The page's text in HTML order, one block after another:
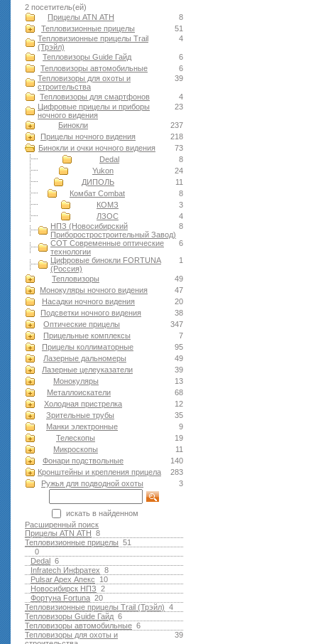
2 посетитель(ей)
8
Прицелы ATN АТН
51
Тепловизионные прицелы
4
Тепловизионные прицелы Trail
(Трэйл)
6
Тепловизоры Guide Гайд
6
Тепловизоры автомобильные
39
Тепловизоры для охоты и
строительства
4
Тепловизоры для смартфонов
23
Цифровые прицелы и приборы
ночного видения
237
Бинокли
218
Прицелы ночного видения
73
Бинокли и очки ночного видения
8
Dedal
24
Yukon
11
ДИПОЛЬ
8
Комбат Combat
3
КОМЗ
4
ЛЗОС
8
НПЗ (Новосибирский
Приборостростроительный Завод)
6
СОТ Современные оптические
технологии
1
Цифровые бинокли FORTUNA
(Россия)
49
Тепловизоры
47
Монокуляры ночного видения
20
Насадки ночного видения
38
Подсветки ночного видения
347
Оптические прицелы
7
Прицельные комплексы
95
Прицелы коллиматорные
49
Лазерные дальномеры
39
Лазерные целеуказатели
13
Монокуляры
68
Металлоискатели
12
Холодная пристрелка
35
Зрительные трубы
9
Манки электронные
19
Телескопы
11
Микроскопы
140
Фонари подствольные
283
Кронштейны и крепления прицела
3
Ружья для подводной оxоты
искать в найденном
Расширенный поиск
8
Прицелы ATN АТН
51
Тепловизионные прицелы
0
6
Dedal
8
Infratech Инфратех
10
Pulsar Apex Апекс
2
Новосибирск НПЗ
20
Фортуна Fortuna
4
Тепловизионные прицелы Trail (Трэйл)
6
Тепловизоры Guide Гайд
6
Тепловизоры автомобильные
39
Тепловизоры для охоты и